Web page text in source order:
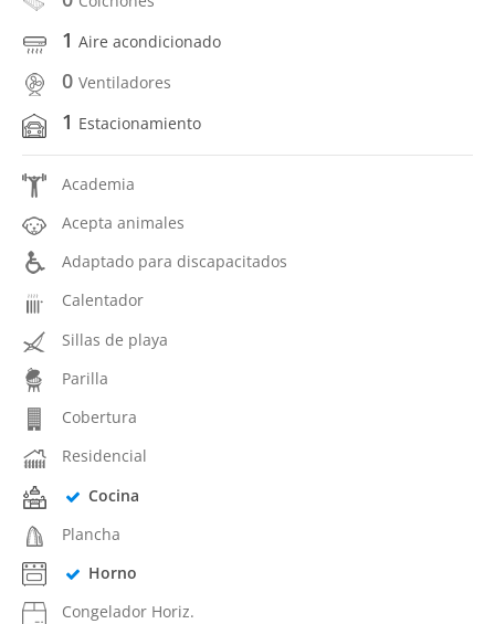
1 Aire acondicionado
0 Ventiladores
1 Estacionamiento
Academia
Acepta animales
Adaptado para discapacitados
Calentador
Sillas de playa
Parilla
Cobertura
Residencial
Cocina
Plancha
Horno
Congelador Horiz.